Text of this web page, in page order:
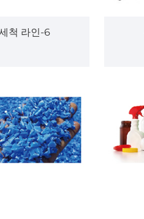
척 라인-6